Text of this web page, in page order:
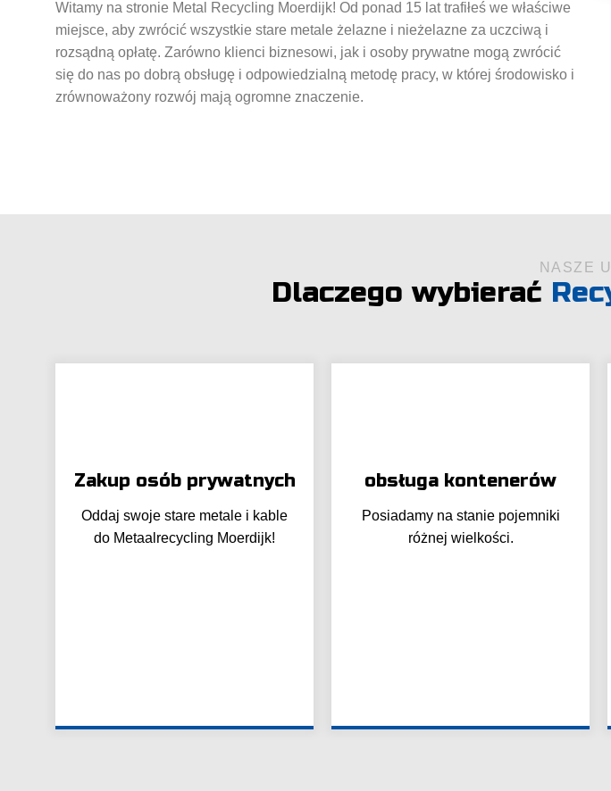
Witamy na stronie Metal Recycling Moerdijk! Od ponad 15 lat trafiłeś we właściwe
miejsce, aby zwrócić wszystkie stare metale żelazne i nieżelazne za uczciwą i
rozsądną opłatę. Zarówno klienci biznesowi, jak i osoby prywatne mogą zwrócić
się do nas po dobrą obsługę i odpowiedzialną metodę pracy, w której środowisko i
zrównoważony rozwój mają ogromne znaczenie.
NASZE
Dlaczego wybierać
Zakup osób prywatnych
Oddaj swoje stare metale i kable
do Metaalrecycling Moerdijk!
obsługa kontenerów
Posiadamy na stanie pojemniki
różnej wielkości.